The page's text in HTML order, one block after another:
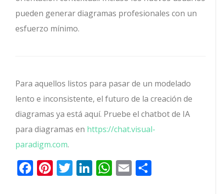
pueden generar diagramas profesionales con un
esfuerzo mínimo.
Para aquellos listos para pasar de un modelado
lento e inconsistente, el futuro de la creación de
diagramas ya está aquí. Pruebe el chatbot de IA
para diagramas en https://chat.visual-
paradigm.com.
Facebook
Pinterest
Twitter
LinkedIn
WhatsApp
Email